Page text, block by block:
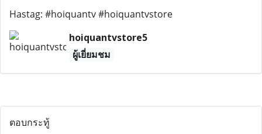
Hastag: #hoiquantv #hoiquantvstore
hoiquantvstore5
ผู้เยี่ยมชม
ตอบกระทู้